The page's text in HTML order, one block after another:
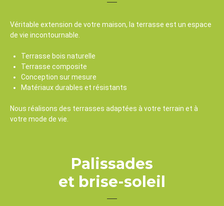
Véritable extension de votre maison, la terrasse est un espace
de vie incontournable.
Terrasse bois naturelle
Terrasse composite
Conception sur mesure
Matériaux durables et résistants
Nous réalisons des terrasses adaptées à votre terrain et à
votre mode de vie.
Palissades
et brise-soleil